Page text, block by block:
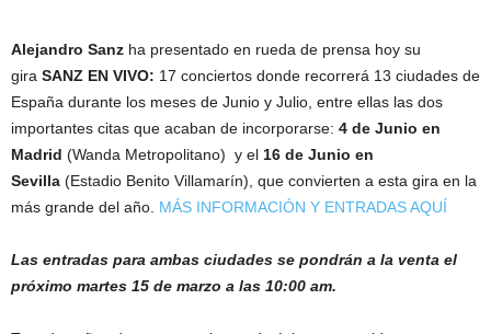
Alejandro Sanz ha presentado en rueda de prensa hoy su
gira SANZ EN VIVO: 17 conciertos donde recorrerá 13 ciudades de
España durante los meses de Junio y Julio, entre ellas las dos
importantes citas que acaban de incorporarse: 4 de Junio en
Madrid (Wanda Metropolitano) y el 16 de Junio en
Sevilla (Estadio Benito Villamarín), que convierten a esta gira en la
más grande del año. MÁS INFORMACIÓN Y ENTRADAS AQUÍ
Las entradas para ambas ciudades se pondrán a la venta el
próximo martes 15 de marzo a las 10:00 am.